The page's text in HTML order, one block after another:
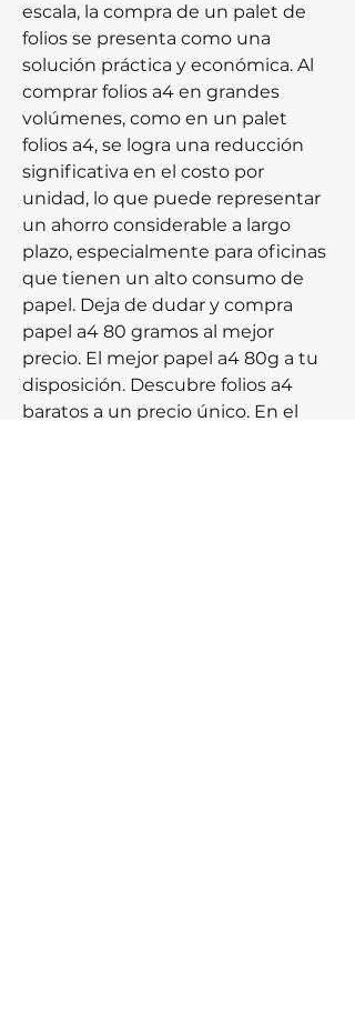
escala, la compra de un palet de
folios se presenta como una
solución práctica y económica. Al
comprar folios a4 en grandes
volúmenes, como en un palet
folios a4, se logra una reducción
significativa en el costo por
unidad, lo que puede representar
un ahorro considerable a largo
plazo, especialmente para oficinas
que tienen un alto consumo de
papel. Deja de dudar y compra
papel a4 80 gramos al mejor
precio. El mejor papel a4 80g a tu
disposición. Descubre folios a4
baratos a un precio único. En el